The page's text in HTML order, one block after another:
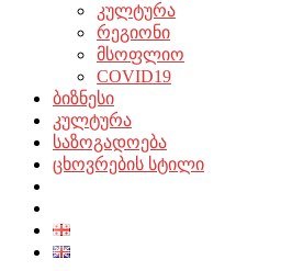
კულტურა
რეგიონი
მსოფლიო
COVID19
ბიზნესი
კულტურა
საზოგადოება
ცხოვრების სტილი